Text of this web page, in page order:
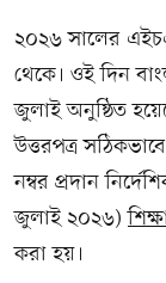
২০২৬ সালের
থেকে। ওই দিন
জুলাই অনুষ্ঠিত
উত্তরপত্র
নম্বর প্রদান
জুলাই ২০২৬)
করা হয়।